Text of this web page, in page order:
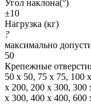
Угол наклона(°)
±10
Нагрузка (кг)
?
максимально
50
Крепежные
50 x 50, 75 x 75, 100
x 200, 200 x 300, 300
x 300, 400 x 400, 600